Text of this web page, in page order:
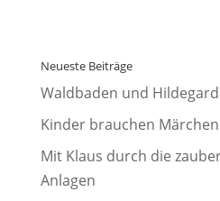
Neueste Beiträge
Waldbaden und
Kinder brauchen Märchen
Mit Klaus durch die
Anlagen